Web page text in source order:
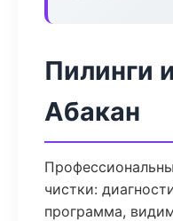
Пилинги
Абакан
чистки:
программа,